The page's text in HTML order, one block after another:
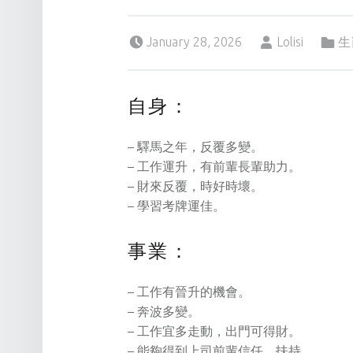
January 28, 2026
Lolisi
自身：
– 驛馬之年，反覆多變。
– 工作運升，有前輩長輩助力。
– 財來反覆，時好時壞。
– 學習考牌運佳。
事業：
– 工作有晉升的機會。
– 奔波多變。
– 工作宜多走動，出門可得財。